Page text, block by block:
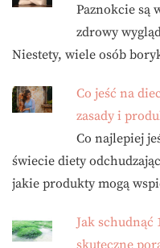
Paznokcie są
zdrowy
Niestety, wiele osób
Co jeść na
zasady i
Co najlepiej
świecie diety
jakie produkty mogą
Jak schudnąć
skuteczne